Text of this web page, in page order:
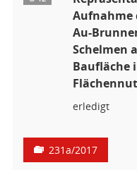
Aufnahme
Au-
Schelmen
Baufläche
erledigt
231a/2017